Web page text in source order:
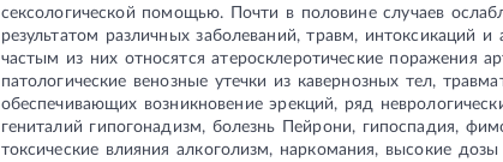
сексологической помощью. Почти в половине случаев
результатом различных заболеваний, травм, интоксикаций
частым из них относятся атеросклеротические поражения
патологические венозные утечки из кавернозных тел,
обеспечивающих возникновение эрекций, ряд
гениталий гипогонадизм, болезнь Пейрони, гипоспадия,
токсические влияния алкоголизм, наркомания, высокие